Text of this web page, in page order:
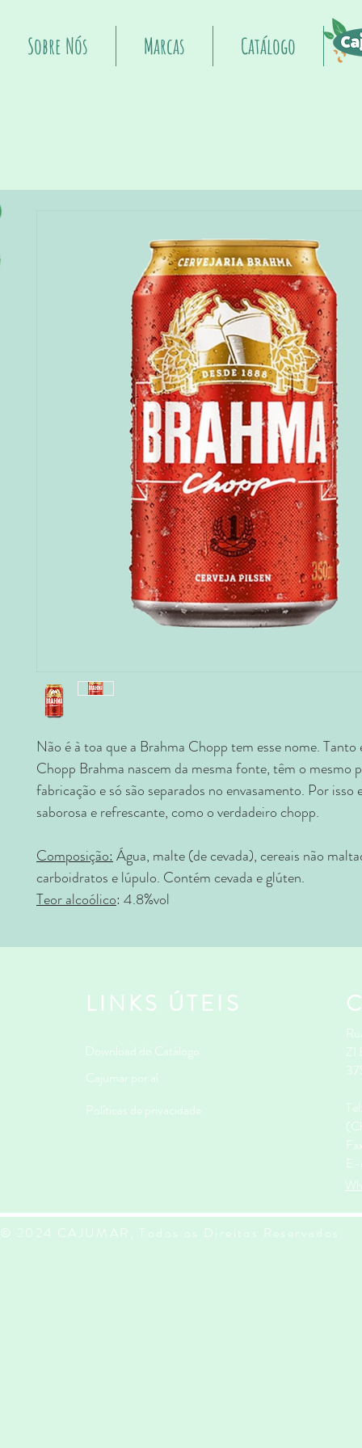
Sobre Nós Marcas Catálogo
Não é à toa que a Brahma Chopp tem esse nome. Tanto
Chopp Brahma nascem da mesma fonte, têm o mesmo
fabricação e só são separados no envasamento. Por isso
saborosa e refrescante, como o verdadeiro chopp.
Composição: Água, malte (de cevada), cereais não
carboidratos e lúpulo. Contém cevada e glúten.
Teor alcoólico: 4.8%vol
LINKS ÚTEIS
Download do Catálogo
Cajumar por aí
Políticas de privacidade
ZI
© 2024 CAJUMAR, Todos os Direitos Reservados